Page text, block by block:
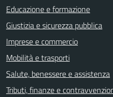
Educazione e formazione
Giustizia e sicurezza pubblica
Imprese e commercio
Mobilità e trasporti
Salute, benessere e assistenza
Tributi, finanze e